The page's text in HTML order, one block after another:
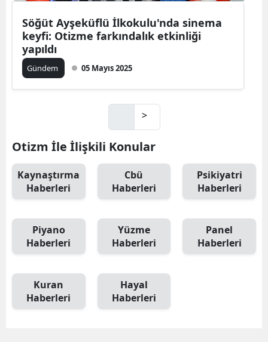
Söğüt Ayşeküflü İlkokulu'nda sinema
keyfi: Otizme farkındalık etkinliği
yapıldı
Gündem 05 Mayıs 2025
>
Otizm İle İlişkili Konular
Kaynaştırma
Haberleri
Cbü
Haberleri
Psikiyatri
Haberleri
Piyano
Haberleri
Yüzme
Haberleri
Panel
Haberleri
Kuran
Haberleri
Hayal
Haberleri